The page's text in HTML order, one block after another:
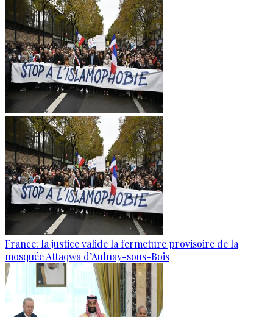
France: la justice valide la fermeture provisoire de la
mosquée Attaqwa d’Aulnay-sous-Bois